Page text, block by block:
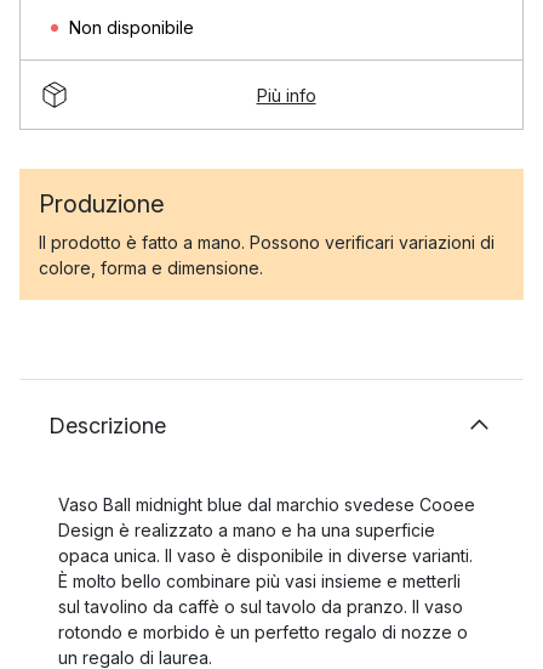
Non disponibile
Più info
Produzione
Il prodotto è fatto a mano. Possono verificari variazioni di
colore, forma e dimensione.
Descrizione
Vaso Ball midnight blue dal marchio svedese Cooee
Design è realizzato a mano e ha una superficie
opaca unica. Il vaso è disponibile in diverse varianti.
È molto bello combinare più vasi insieme e metterli
sul tavolino da caffè o sul tavolo da pranzo. Il vaso
rotondo e morbido è un perfetto regalo di nozze o
un regalo di laurea.